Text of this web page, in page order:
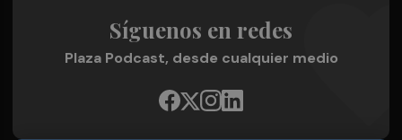
Síguenos en redes
Plaza Podcast, desde cualquier medio